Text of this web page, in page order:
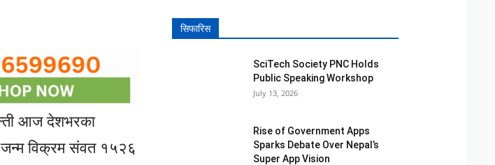
आज देशभरका
जन्म विक्रम संवत १५२६
सिफारिस
SciTech Society PNC Holds
Public Speaking Workshop
July 13, 2026
Rise of Government Apps
Sparks Debate Over Nepal’s
Super App Vision